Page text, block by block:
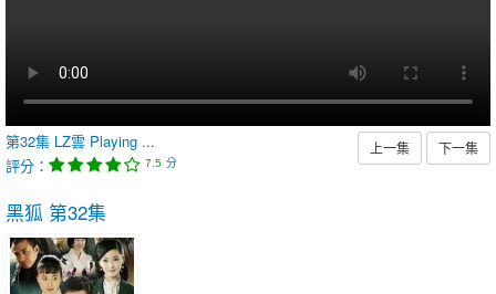
第32集 LZ雲 Playing ...
評分：
7.5 分
上一集 下一集
黑狐 第32集